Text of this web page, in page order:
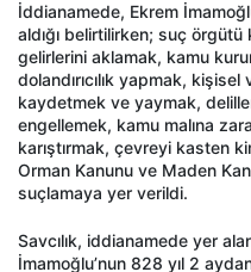
İddianamede, Ekrem
aldığı belirtilirken; suç
gelirlerini aklamak, kamu
dolandırıcılık yapmak,
kaydetmek ve yaymak,
engellemek, kamu malına
karıştırmak, çevreyi kasten
Orman Kanunu ve Maden
suçlamaya yer verildi.
Savcılık, iddianamede yer
İmamoğlu’nun 828 yıl 2